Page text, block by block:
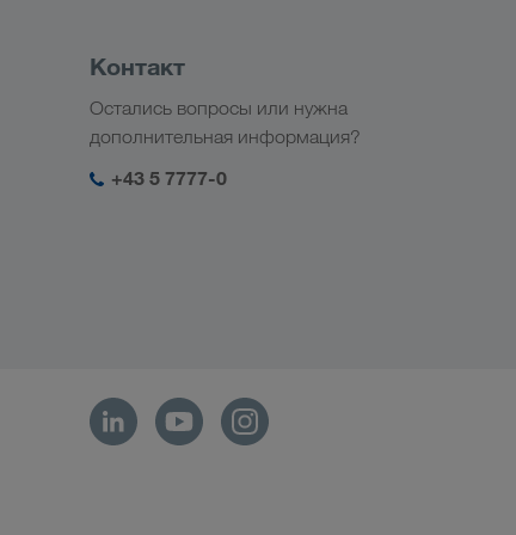
Контакт
Остались вопросы или нужна
дополнительная информация?
+43 5 7777-0